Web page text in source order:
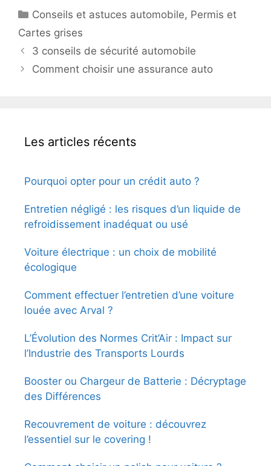
Catégories
Conseils et astuces automobile, Permis et
Cartes grises
3 conseils de sécurité automobile
Comment choisir une assurance auto
Les articles récents
Pourquoi opter pour un crédit auto ?
Entretien négligé : les risques d’un liquide de
refroidissement inadéquat ou usé
Voiture électrique : un choix de mobilité
écologique
Comment effectuer l’entretien d’une voiture
louée avec Arval ?
L’Évolution des Normes Crit’Air : Impact sur
l’Industrie des Transports Lourds
Booster ou Chargeur de Batterie : Décryptage
des Différences
Recouvrement de voiture : découvrez
l’essentiel sur le covering !